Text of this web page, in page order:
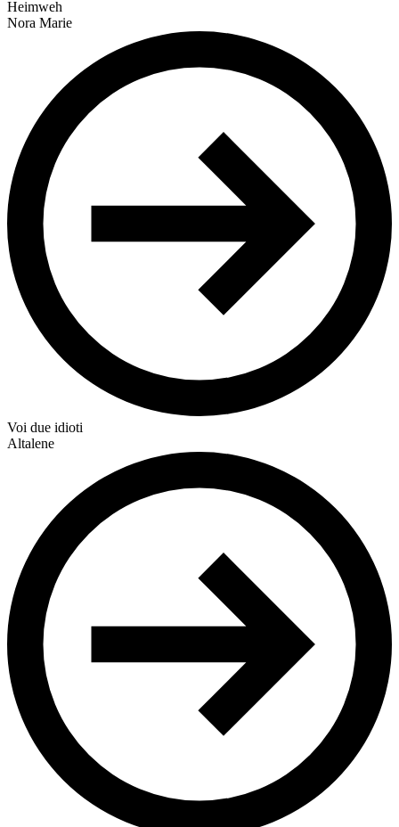
Heimweh
Nora Marie
Voi due idioti
Altalene